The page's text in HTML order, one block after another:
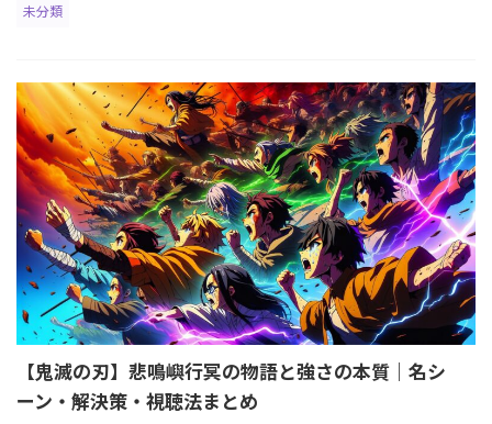
未分類
【鬼滅の刃】悲鳴嶼行冥の物語と強さの本質｜名シ
ーン・解決策・視聴法まとめ